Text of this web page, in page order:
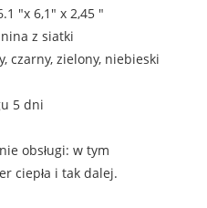
"x 6,1" x 2,45 "
z siatki
czarny, zielony, niebieski
5 dni
obsługi: w tym
ciepła i tak dalej.